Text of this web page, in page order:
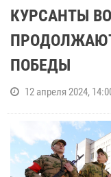
КУРСАНТЫ
ПОБЕДЫ
12 апреля 2024,